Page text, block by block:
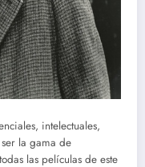
intelectuales,
la gama de
las películas de este